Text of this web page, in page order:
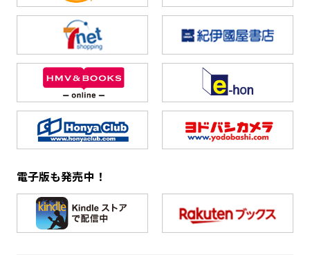
電子版も発売中！